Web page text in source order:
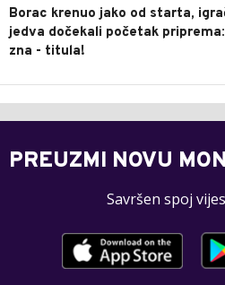
Borac krenuo jako od starta,
jedva dočekali početak
zna - titula!
PREUZMI NOVU
Savršen spoj